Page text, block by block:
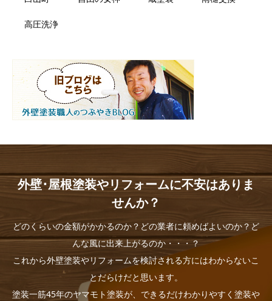
高圧洗浄
外壁･屋根塗装やリフォームに不安はありま
せんか？
どのくらいの金額がかかるのか？どの業者に頼めばよいのか？ど
んな風に出来上がるのか・・・？
これから外壁塗装やリフォームを検討される方にはわからないこ
とだらけだと思います。
塗装一筋45年のヤマモト塗装が、できるだけわかりやすく塗装や